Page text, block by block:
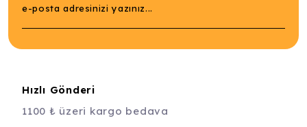
Hızlı Gönderi
1100 ₺ üzeri kargo bedava